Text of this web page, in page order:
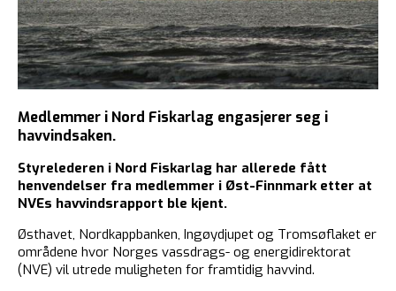
Medlemmer i Nord Fiskarlag engasjerer seg i
havvindsaken.
Styrelederen i Nord Fiskarlag har allerede fått
henvendelser fra medlemmer i Øst-Finnmark etter at
NVEs havvindsrapport ble kjent.
Østhavet, Nordkappbanken, Ingøydjupet og Tromsøflaket er
områdene hvor Norges vassdrags- og energidirektorat
(NVE) vil utrede muligheten for framtidig havvind.